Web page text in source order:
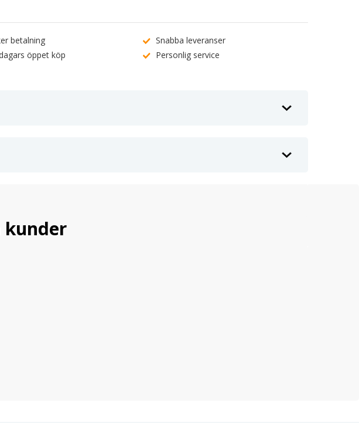
betalning
Snabba leveranser
öppet köp
Personlig service
kunder